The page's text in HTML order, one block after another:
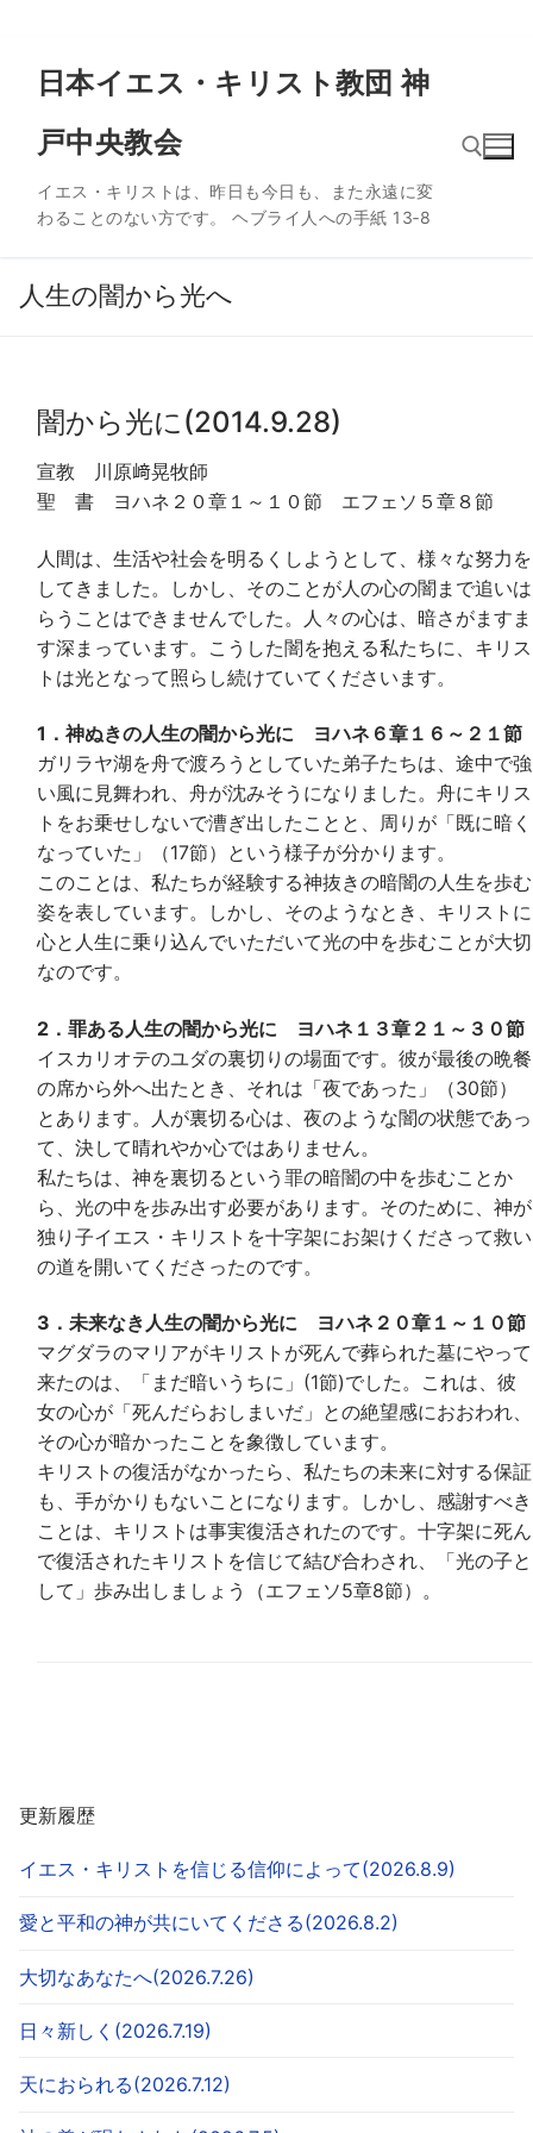
日本イエス・キリスト教団 神
戸中央教会
イエス・キリストは、昨日も今日も、また永遠に変
わることのない方です。 ヘブライ人への手紙 13‐8
人生の闇から光へ
闇から光に(2014.9.28)
宣教 川原﨑晃牧師
聖 書 ヨハネ２０章１～１０節 エフェソ５章８節
人間は、生活や社会を明るくしようとして、様々な努力を
してきました。しかし、そのことが人の心の闇まで追いは
らうことはできませんでした。人々の心は、暗さがますま
す深まっています。こうした闇を抱える私たちに、キリス
トは光となって照らし続けていてくださいます。
1．神ぬきの人生の闇から光に ヨハネ６章１６～２１節
ガリラヤ湖を舟で渡ろうとしていた弟子たちは、途中で強
い風に見舞われ、舟が沈みそうになりました。舟にキリス
トをお乗せしないで漕ぎ出したことと、周りが「既に暗く
なっていた」（17節）という様子が分かります。
このことは、私たちが経験する神抜きの暗闇の人生を歩む
姿を表しています。しかし、そのようなとき、キリストに
心と人生に乗り込んでいただいて光の中を歩むことが大切
なのです。
2．罪ある人生の闇から光に ヨハネ１３章２１～３０節
イスカリオテのユダの裏切りの場面です。彼が最後の晩餐
の席から外へ出たとき、それは「夜であった」（30節）
とあります。人が裏切る心は、夜のような闇の状態であっ
て、決して晴れやか心ではありません。
私たちは、神を裏切るという罪の暗闇の中を歩むことか
ら、光の中を歩み出す必要があります。そのために、神が
独り子イエス・キリストを十字架にお架けくださって救い
の道を開いてくださったのです。
3．未来なき人生の闇から光に ヨハネ２０章１～１０節
マグダラのマリアがキリストが死んで葬られた墓にやって
来たのは、「まだ暗いうちに」(1節)でした。これは、彼
女の心が「死んだらおしまいだ」との絶望感におおわれ、
その心が暗かったことを象徴しています。
キリストの復活がなかったら、私たちの未来に対する保証
も、手がかりもないことになります。しかし、感謝すべき
ことは、キリストは事実復活されたのです。十字架に死ん
で復活されたキリストを信じて結び合わされ、「光の子と
して」歩み出しましょう（エフェソ5章8節）。
更新履歴
イエス・キリストを信じる信仰によって(2026.8.9)
愛と平和の神が共にいてくださる(2026.8.2)
大切なあなたへ(2026.7.26)
日々新しく(2026.7.19)
天におられる(2026.7.12)